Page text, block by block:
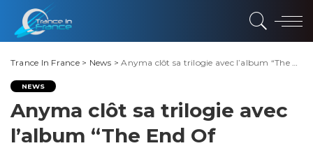
Trance In France> News >Anyma clôt sa trilogie avec l’album “The End Of Genesys”
NEWS
Anyma clôt sa trilogie avec
l’album “The End Of